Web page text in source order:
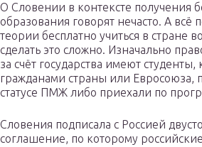
О Словении в контексте получения
образования говорят нечасто. А всё
теории бесплатно учиться в стране
сделать это сложно. Изначально
за счёт государства имеют
гражданами страны или Евросоюза,
статусе ПМЖ либо приехали по
Словения подписала с Россией
соглашение, по которому